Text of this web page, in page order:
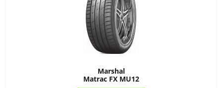
Marshal
Matrac FX MU12